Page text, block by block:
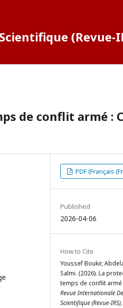
(Revue-
de conflit armé :
PDF (Français
Published
2026-04-06
How to Cite
Youssef Boukir,
Salmi. (2026). La
temps de conflit armé
Revue Internationale
Scientifique (Revue-IRS),